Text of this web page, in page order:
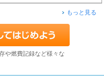
もっと見る
や燃費記録など様々な